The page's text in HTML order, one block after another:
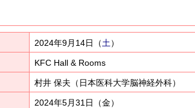
2024年9月14日 （土）
KFC Hall & Rooms
村井 保夫（日本医科大学脳神経外科）
2024年5月31日（金）